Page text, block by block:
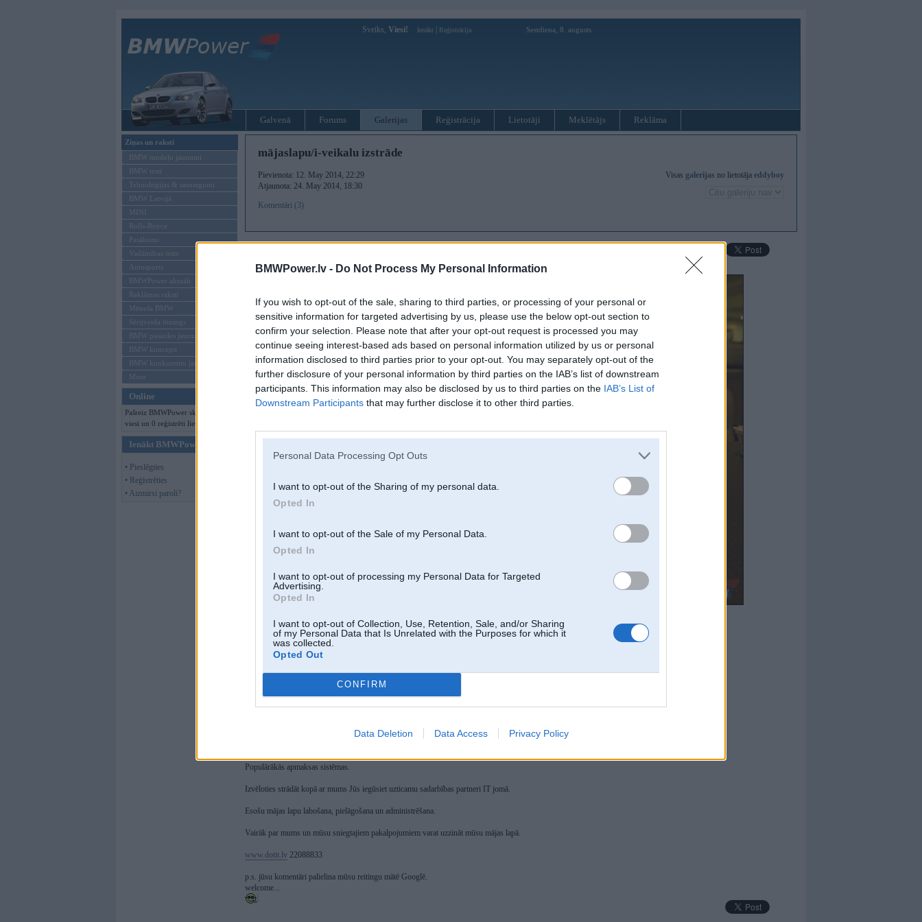
BMWPower.lv - Do Not Process My Personal Information
If you wish to opt-out of the sale, sharing to third parties, or processing of your personal or
sensitive information for targeted advertising by us, please use the below opt-out section to
confirm your selection. Please note that after your opt-out request is processed you may
continue seeing interest-based ads based on personal information utilized by us or personal
information disclosed to third parties prior to your opt-out. You may separately opt-out of the
further disclosure of your personal information by third parties on the IAB’s list of downstream
participants. This information may also be disclosed by us to third parties on the IAB’s List of
Downstream Participants that may further disclose it to other third parties.
Personal Data Processing Opt Outs
I want to opt-out of the Sharing of my personal data.
Opted In
I want to opt-out of the Sale of my Personal Data.
Opted In
I want to opt-out of processing my Personal Data for Targeted
Advertising.
Opted In
I want to opt-out of Collection, Use, Retention, Sale, and/or Sharing
of my Personal Data that Is Unrelated with the Purposes for which it
was collected.
Opted Out
CONFIRM
Data Deletion Data Access Privacy Policy
Sveiks, Viesi! Ienākt Reģistrācija Sestdiena, 8. augusts
Galvenā Forums Galerijas Reģistrācija Lietotāji Meklētājs Reklāma
Ziņas un raksti
BMW modeļu jaunumi
BMW testi
Tehnoloģijas & sasniegumi
BMW Latvijā
MINI
Rolls-Royce
Pasākumi
Vadāmības tests
Autosports
BMWPower aktuāli
Reklāmas raksti
Mēneša BMW
Sērijveida tūnings
BMW pasaules jaunumi
BMW koncepti
BMW konkurentu jaunumi
Moto
Online
Pašreiz BMWPower skatās 136
viesi un 0 reģistrēti lietotāji.
Ienākt BMWPower
• Pieslēgties
• Reģistrēties
• Aizmirsi paroli?
mājaslapu/i-veikalu izstrāde
Pievienota: 12. May 2014, 22:29
Atjaunota: 24. May 2014, 18:30
Komentāri (3)
Visas galerijas no lietotāja eddyboy
Mājas lapu izveide un apkalpošana. Mūsu klienti, apmierināti cilvēki.
Vairāk kā 5 gadu pieredze starptautiskā līmenī.
Visas mūsu veidotās mājas lapas atbilst jaunākajiem interneta standartiem.
Saviem klientiem piedāvājam labāko atbalstu pēc mājas lapas izveidošanas un
Integrēsim produktu importēšanu no xml, csv un citiem failiem.
Populārākās apmaksas sistēmas.
Izvēloties strādāt kopā ar mums Jūs iegūsiet uzticamu sadarbības partneri IT jomā.
Esošu mājas lapu labošana, pielāgošana un administrēšana.
Vairāk par mums un mūsu sniegtajiem pakalpojumiem varat uzzināt mūsu mājas lapā.
www.dotit.lv 22088833
p.s. jūsu komentāri palielina mūsu reitingu mātē Googlē.
welcome...